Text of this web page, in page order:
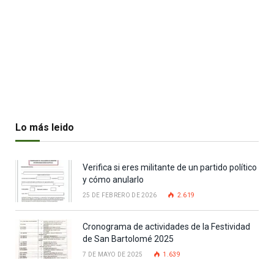
Lo más leido
Verifica si eres militante de un partido político
y cómo anularlo
25 DE FEBRERO DE 2026 2.619
Cronograma de actividades de la Festividad
de San Bartolomé 2025
7 DE MAYO DE 2025 1.639